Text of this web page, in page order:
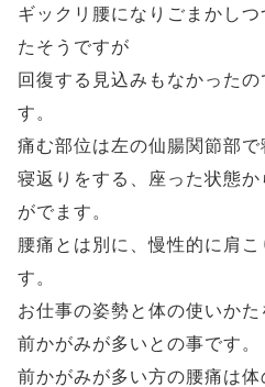
ギックリ腰になりごまかし
たそうですが
回復する見込みもなかった
す。
痛む部位は左の仙腸関節部で
寝返りをする、座った状態
がでます。
腰痛とは別に、慢性的に肩
す。
お仕事の姿勢と体の使いかた
前かがみが多いとの事です。
前かがみが多い方の腰痛は